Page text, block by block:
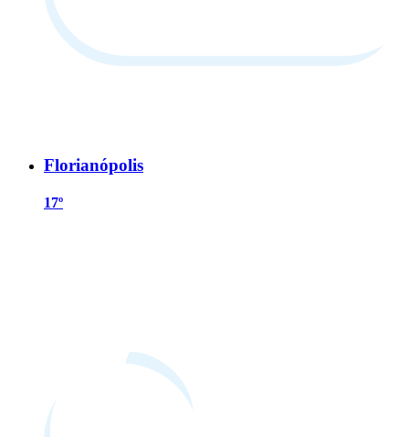
Florianópolis
17º